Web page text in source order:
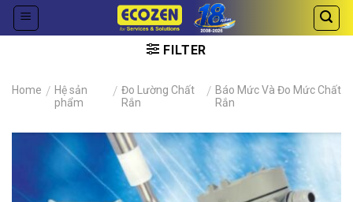
Skip
FILTER
Home / Hệ sản
phẩm
/ Đo Lường Chất
Rắn
/ Báo Mức Và Đo Mức Chất
Rắn